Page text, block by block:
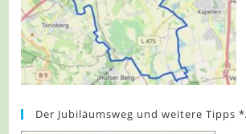
Der Jubiläumsweg und weitere Tipps